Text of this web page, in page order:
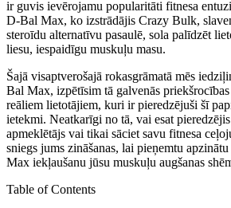
ir guvis ievērojamu popularitāti fitnesa
D-Bal Max, ko izstrādājis Crazy Bulk,
steroīdu alternatīvu pasaulē, sola palīdzēt
liesu, iespaidīgu muskuļu masu.
Šajā visaptverošajā rokasgrāmatā mēs
Bal Max, izpētīsim tā galvenās
reāliem lietotājiem, kuri ir pieredzējuši šī
ietekmi. Neatkarīgi no tā, vai esat
apmeklētājs vai tikai sāciet savu fitnesa
sniegs jums zināšanas, lai pieņemtu
Max iekļaušanu jūsu muskuļu augšanas
Table of Contents